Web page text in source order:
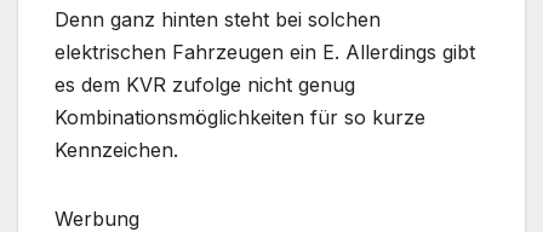
Denn ganz hinten steht bei solchen
elektrischen Fahrzeugen ein E. Allerdings gibt
es dem KVR zufolge nicht genug
Kombinationsmöglichkeiten für so kurze
Kennzeichen.
Werbung